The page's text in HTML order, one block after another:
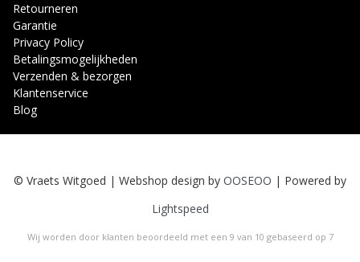
Retourneren
Garantie
Privacy Policy
Betalingsmogelijkheden
Verzenden & bezorgen
Klantenservice
Blog
© Vraets Witgoed | Webshop design by OOSEOO | Powered by
Lightspeed
Wij worden door klanten beoordeeld met een 9 van 10 gebaseerd op 7